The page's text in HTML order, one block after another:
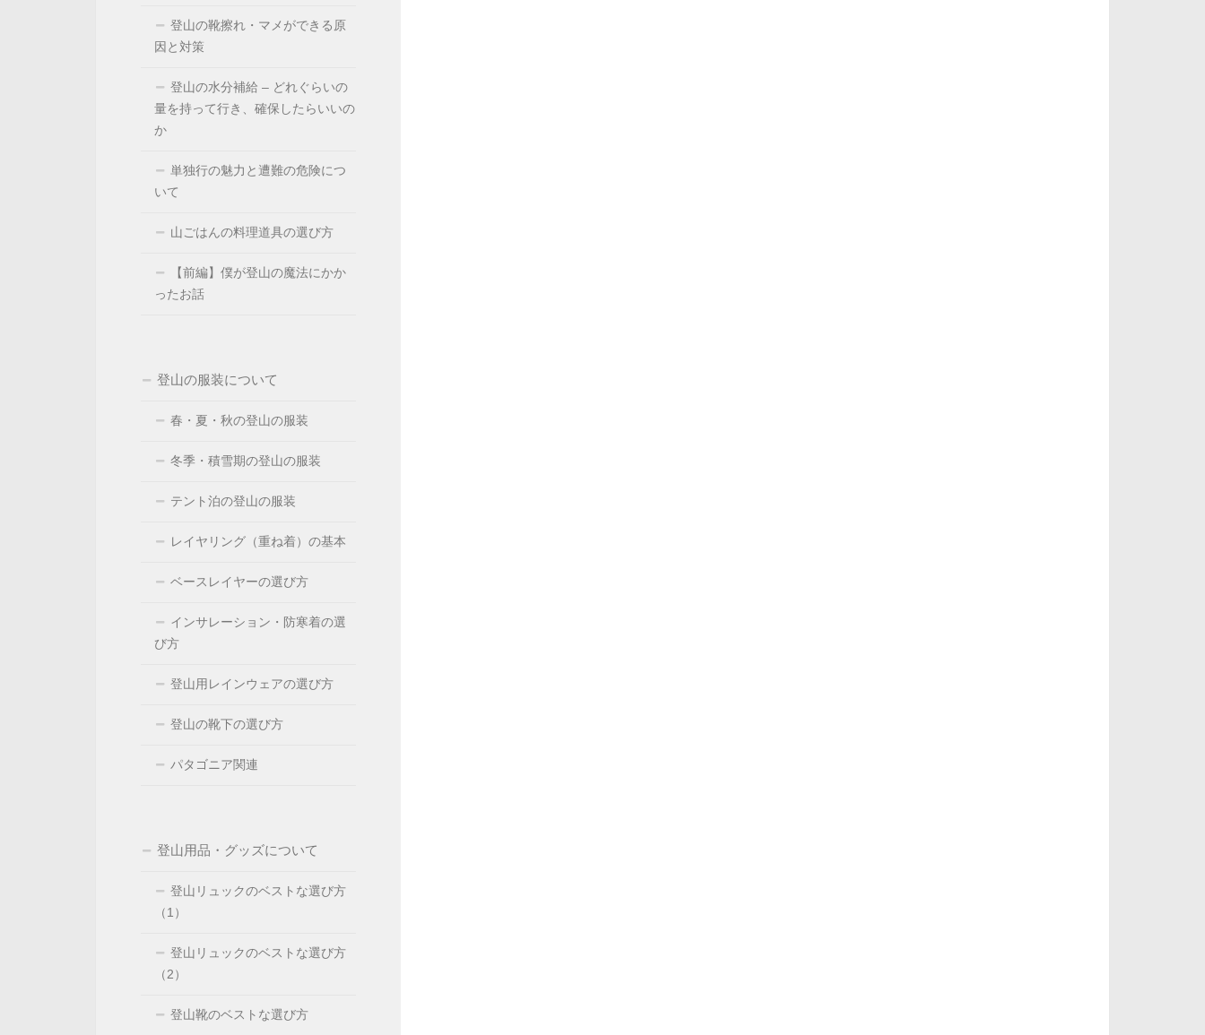
登山の靴擦れ・マメができる原
因と対策
登山の水分補給 – どれぐらいの
量を持って行き、確保したらいいの
か
単独行の魅力と遭難の危険につ
いて
山ごはんの料理道具の選び方
【前編】僕が登山の魔法にかか
ったお話
登山の服装について
春・夏・秋の登山の服装
冬季・積雪期の登山の服装
テント泊の登山の服装
レイヤリング（重ね着）の基本
ベースレイヤーの選び方
インサレーション・防寒着の選
び方
登山用レインウェアの選び方
登山の靴下の選び方
パタゴニア関連
登山用品・グッズについて
登山リュックのベストな選び方
（1）
登山リュックのベストな選び方
（2）
登山靴のベストな選び方